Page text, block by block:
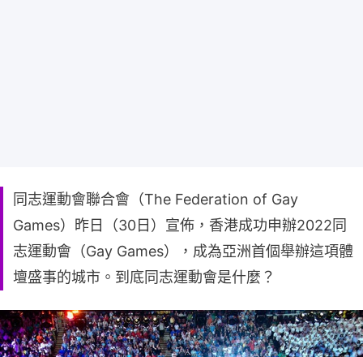
同志運動會聯合會（The Federation of Gay
Games）昨日（30日）宣佈，香港成功申辦2022同
志運動會（Gay Games），成為亞洲首個舉辦這項體
壇盛事的城市。到底同志運動會是什麼？